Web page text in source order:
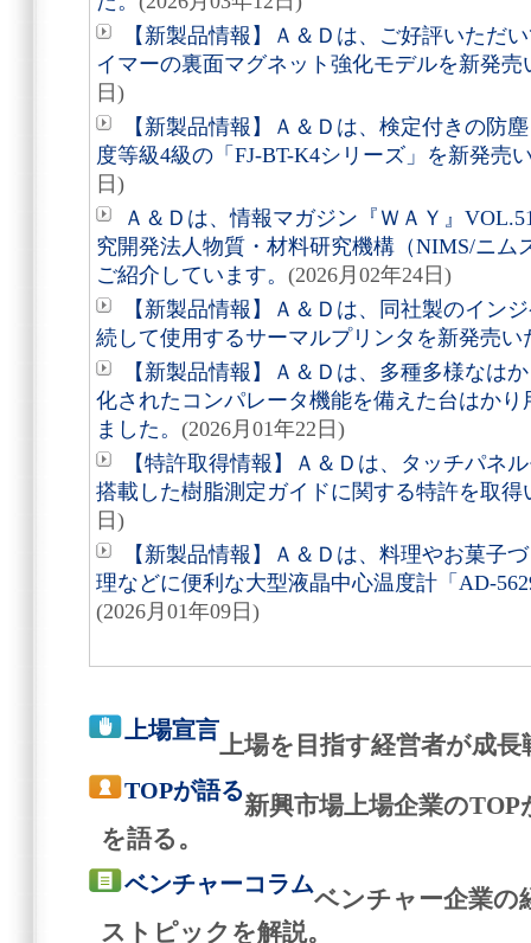
【新製品情報】Ａ＆Ｄは、ご好評いただ
イマーの裏面マグネット強化モデルを新発売
日)
【新製品情報】Ａ＆Ｄは、検定付きの防
度等級4級の「FJ-BT-K4シリーズ」を新発売
日)
Ａ＆Ｄは、情報マガジン『ＷＡＹ』
究開発法人物質・材料研究機構（NIMS/ニム
ご紹介しています。 (2026月02年24日)
【新製品情報】Ａ＆Ｄは、同社製のイン
続して使用するサーマルプリンタを新発売い
【新製品情報】Ａ＆Ｄは、多種多様なは
化されたコンパレータ機能を備えた台はか
ました。 (2026月01年22日)
【特許取得情報】Ａ＆Ｄは、タッチパネ
搭載した樹脂測定ガイドに関する特許を取得
日)
【新製品情報】Ａ＆Ｄは、料理やお菓子
理などに便利な大型液晶中心温度計「AD-
(2026月01年09日)
上場宣言
上場を目指す経営者が成
TOPが語る
新興市場上場企業の
を語る。
ベンチャーコラム
ベンチャー企業の
ストピックを解説。